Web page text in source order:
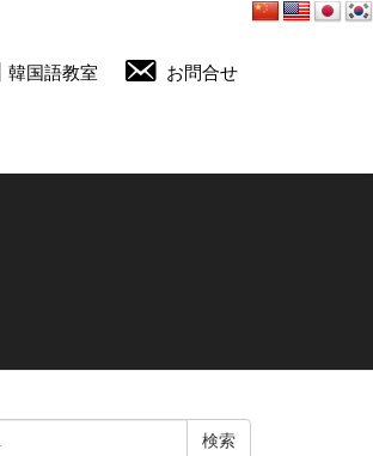
韓国語教室 お問合せ